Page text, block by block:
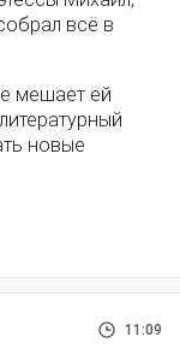
всё в
мешает ей
новые
11:09